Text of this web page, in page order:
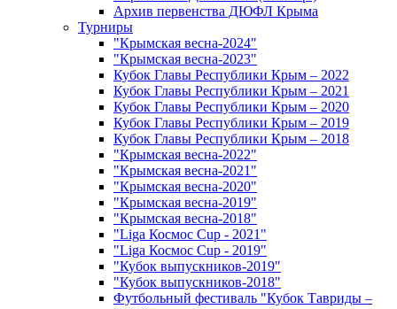
Архив первенства ДЮФЛ Крыма
Турниры
"Крымская весна-2024"
"Крымская весна-2023"
Кубок Главы Республики Крым – 2022
Кубок Главы Республики Крым – 2021
Кубок Главы Республики Крым – 2020
Кубок Главы Республики Крым – 2019
Кубок Главы Республики Крым – 2018
"Крымская весна-2022"
"Крымская весна-2021"
"Крымская весна-2020"
"Крымская весна-2019"
"Крымская весна-2018"
"Liga Космос Cup - 2021"
"Liga Космос Cup - 2019"
"Кубок выпускников-2019"
"Кубок выпускников-2018"
Футбольный фестиваль "Кубок Тавриды –